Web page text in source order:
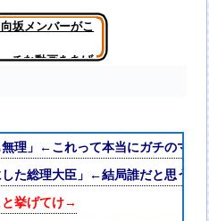
坂メンバーがこ
チな動画をあげ
無理」←これって本当にガチのマジ
た総理大臣」←結局誰だと思う？
と挙げてけ→